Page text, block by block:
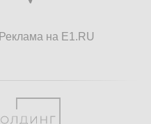
Реклама на E1.RU